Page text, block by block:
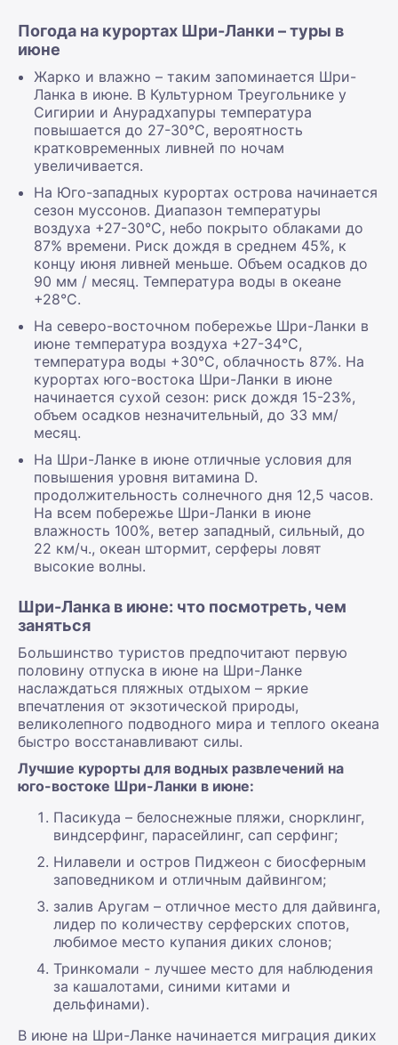
Погода на курортах Шри-Ланки – туры в
июне
Жарко и влажно – таким запоминается Шри-
Ланка в июне. В Культурном Треугольнике у
Сигирии и Анурадхапуры температура
повышается до 27-30°С, вероятность
кратковременных ливней по ночам
увеличивается.
На Юго-западных курортах острова начинается
сезон муссонов. Диапазон температуры
воздуха +27-30°С, небо покрыто облаками до
87% времени. Риск дождя в среднем 45%, к
концу июня ливней меньше. Объем осадков до
90 мм / месяц. Температура воды в океане
+28°С.
На северо-восточном побережье Шри-Ланки в
июне температура воздуха +27-34°С,
температура воды +30°С, облачность 87%. На
курортах юго-востока Шри-Ланки в июне
начинается сухой сезон: риск дождя 15-23%,
объем осадков незначительный, до 33 мм/
месяц.
На Шри-Ланке в июне отличные условия для
повышения уровня витамина D.
продолжительность солнечного дня 12,5 часов.
На всем побережье Шри-Ланки в июне
влажность 100%, ветер западный, сильный, до
22 км/ч., океан штормит, серферы ловят
высокие волны.
Шри-Ланка в июне: что посмотреть, чем
заняться
Большинство туристов предпочитают первую
половину отпуска в июне на Шри-Ланке
наслаждаться пляжных отдыхом – яркие
впечатления от экзотической природы,
великолепного подводного мира и теплого океана
быстро восстанавливают силы.
Лучшие курорты для водных развлечений на
юго-востоке Шри-Ланки в июне:
Пасикуда – белоснежные пляжи, снорклинг,
виндсерфинг, парасейлинг, сап серфинг;
Нилавели и остров Пиджеон с биосферным
заповедником и отличным дайвингом;
залив Аругам – отличное место для дайвинга,
лидер по количеству серферских спотов,
любимое место купания диких слонов;
Тринкомали - лучшее место для наблюдения
за кашалотами, синими китами и
дельфинами).
В июне на Шри-Ланке начинается миграция диких